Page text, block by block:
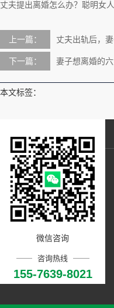
丈夫提出离婚怎么办？聪明女
上一篇： 丈夫出轨后，
下一篇： 妻子想离婚的
本文标签：
微信咨询
咨询热线
155-7639-8021